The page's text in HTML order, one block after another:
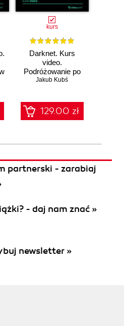
kurs
Darknet. Kurs
video.
Podróżowanie po
ciemnej stronie
Jakub Kubś
129.00 zł
partnerski - zarabiaj
- daj nam znać »
newsletter »